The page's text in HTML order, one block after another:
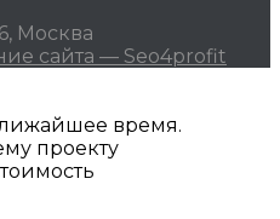
Москва
сайта — Seo4profit
время.
проекту